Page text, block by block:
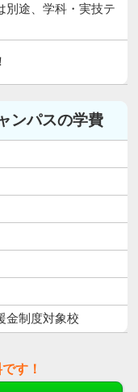
途、学科・実技テ
ンパスの学費
金制度対象校
す！